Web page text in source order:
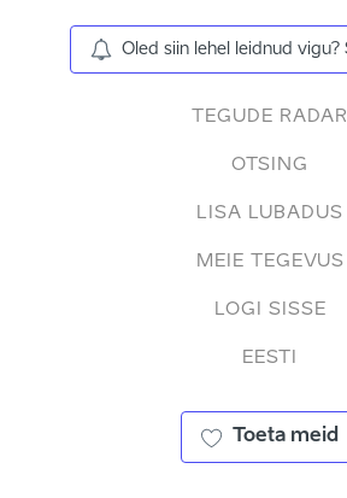
Oled siin lehel leidnud vigu?
TEGUDE RADAR
OTSING
LISA LUBADUS
MEIE TEGEVUS
LOGI SISSE
EESTI
Toeta meid